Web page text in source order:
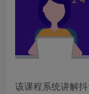
该课程系统讲解